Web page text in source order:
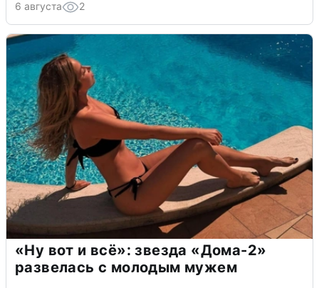
6 августа 2
«Ну вот и всё»: звезда «Дома-2»
развелась с молодым мужем